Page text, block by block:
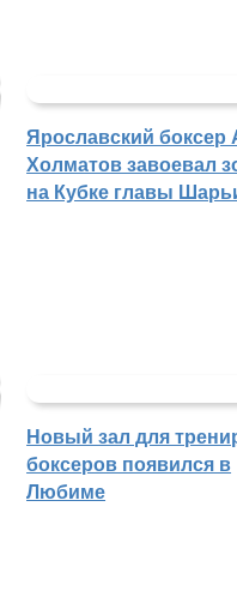
Ярославский боксер
Холматов завоевал
на Кубке главы
Новый зал для
боксеров появился в
Любиме